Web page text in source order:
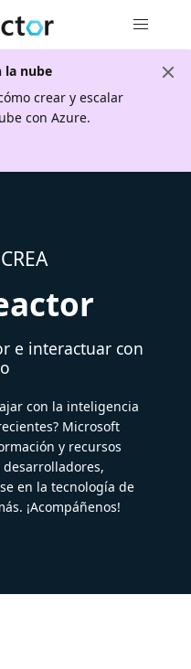
la nube
crear y escalar
con Azure.
e interactuar con
con la inteligencia
Microsoft
y recursos
en la tecnología de
¡Acompáñenos!